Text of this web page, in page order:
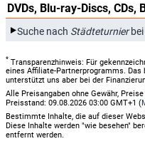
DVDs, Blu-ray-Discs, CDs,
Suche nach Städteturnierbei
* Transparenzhinweis: Für
eines Affiliate-Partnerprogramms.
unterstützt uns aber bei der
Alle Preisangaben ohne Gewähr,
Preisstand: 09.08.2026 03:00 GMT+1 (
Bestimmte Inhalte, die auf dieser
Diese Inhalte werden "wie besehen"
entfernt werden.